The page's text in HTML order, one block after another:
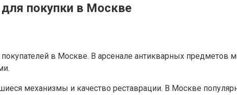
покупки в Москве
в Москве. В арсенале антикварных предметов
механизмы и качество реставрации. В Москве